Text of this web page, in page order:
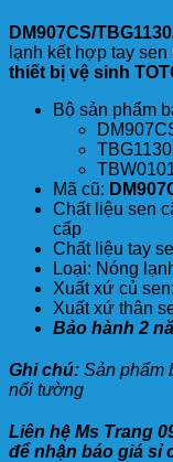
DM907CS/
lạnh kết hợp tay
thiết bị vệ sinh
Bộ sản phẩm
Mã cũ:
Chất liệu sen
cấp
Chất liệu tay
Loại: Nóng
Xuất xứ củ
Xuất xứ thân
Bảo hành 2
Ghi chú: Sản phẩm
nối tường
Liên hệ Ms Trang
để nhận báo giá sỉ